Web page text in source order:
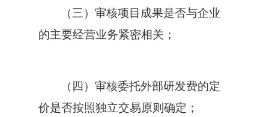
（三）审核项目成果是否与企业
的主要经营业务紧密相关；
（四）审核委托外部研发费的定
价是否按照独立交易原则确定；